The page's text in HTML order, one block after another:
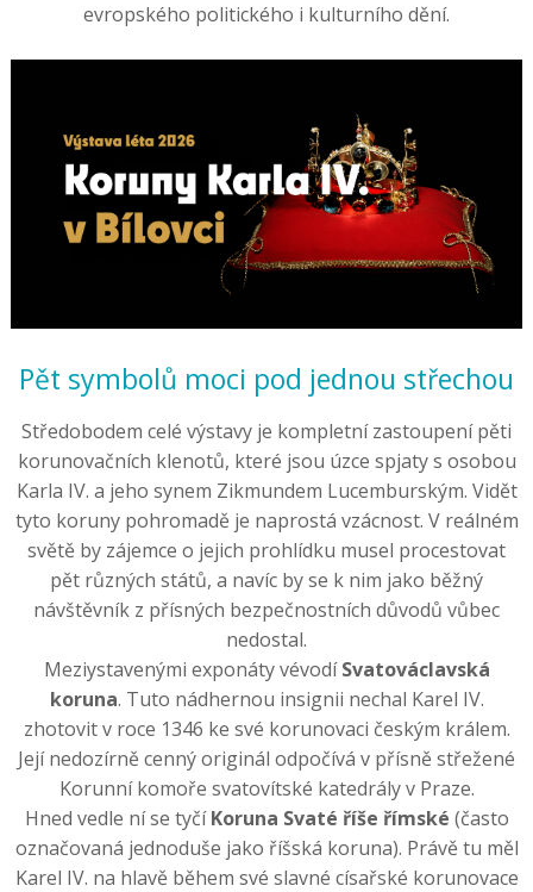
evropského politického i kulturního dění.
Pět symbolů moci pod jednou střechou
Středobodem celé výstavy je kompletní zastoupení pěti
korunovačních klenotů, které jsou úzce spjaty s osobou
Karla IV. a jeho synem Zikmundem Lucemburským. Vidět
tyto koruny pohromadě je naprostá vzácnost. V reálném
světě by zájemce o jejich prohlídku musel procestovat
pět různých států, a navíc by se k nim jako běžný
návštěvník z přísných bezpečnostních důvodů vůbec
nedostal.
Meziystavenými exponáty vévodíSvatováclavská
koruna. Tuto nádhernou insignii nechal Karel IV.
zhotovit v roce 1346 ke své korunovaci českým králem.
Její nedozírně cenný originál odpočívá v přísně střežené
Korunní komoře svatovítské katedrály v Praze.
Hned vedle ní se tyčíKoruna Svaté říše římské (často
označovaná jednoduše jako říšská koruna). Právě tu měl
Karel IV. na hlavě během své slavné císařské korunovace